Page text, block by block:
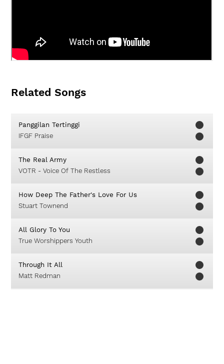
Related Songs
Panggilan Tertinggi
IFGF Praise
The Real Army
VOTR - Voice Of The Restless
How Deep The Father's Love For Us
Stuart Townend
All Glory To You
True Worshippers Youth
Through It All
Matt Redman